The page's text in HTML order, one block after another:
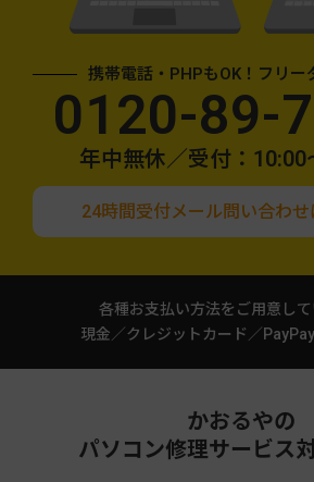
携帯電話・PHPもOK！フリー
0120-89-
年中無休／受付：10:00
24時間受付メール問い合わせ
各種お支払い方法をご用意して
現金／クレジットカード／
かおるやの
パソコン修理サービス